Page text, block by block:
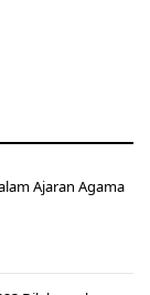
Ajaran Agama